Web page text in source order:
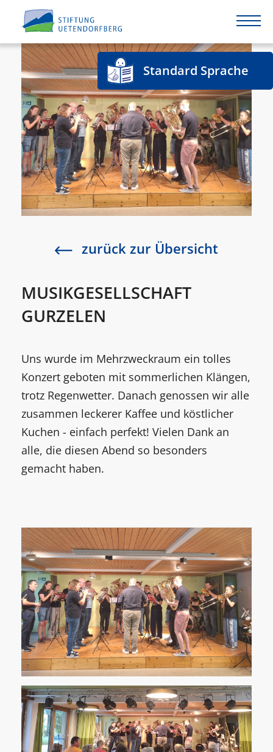
Standard Sprache
zurück zur Übersicht
MUSIKGESELLSCHAFT
GURZELEN
Uns wurde im Mehrzweckraum ein tolles
Konzert geboten mit sommerlichen Klängen,
trotz Regenwetter. Danach genossen wir alle
zusammen leckerer Kaffee und köstlicher
Kuchen - einfach perfekt! Vielen Dank an
alle, die diesen Abend so besonders
gemacht haben.